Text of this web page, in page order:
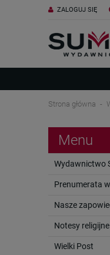
ZALOGUJ SIĘ
Strona główna
Menu
Wydawnictwo
Prenumerata
Nasze
Notesy religijne
Wielki Post